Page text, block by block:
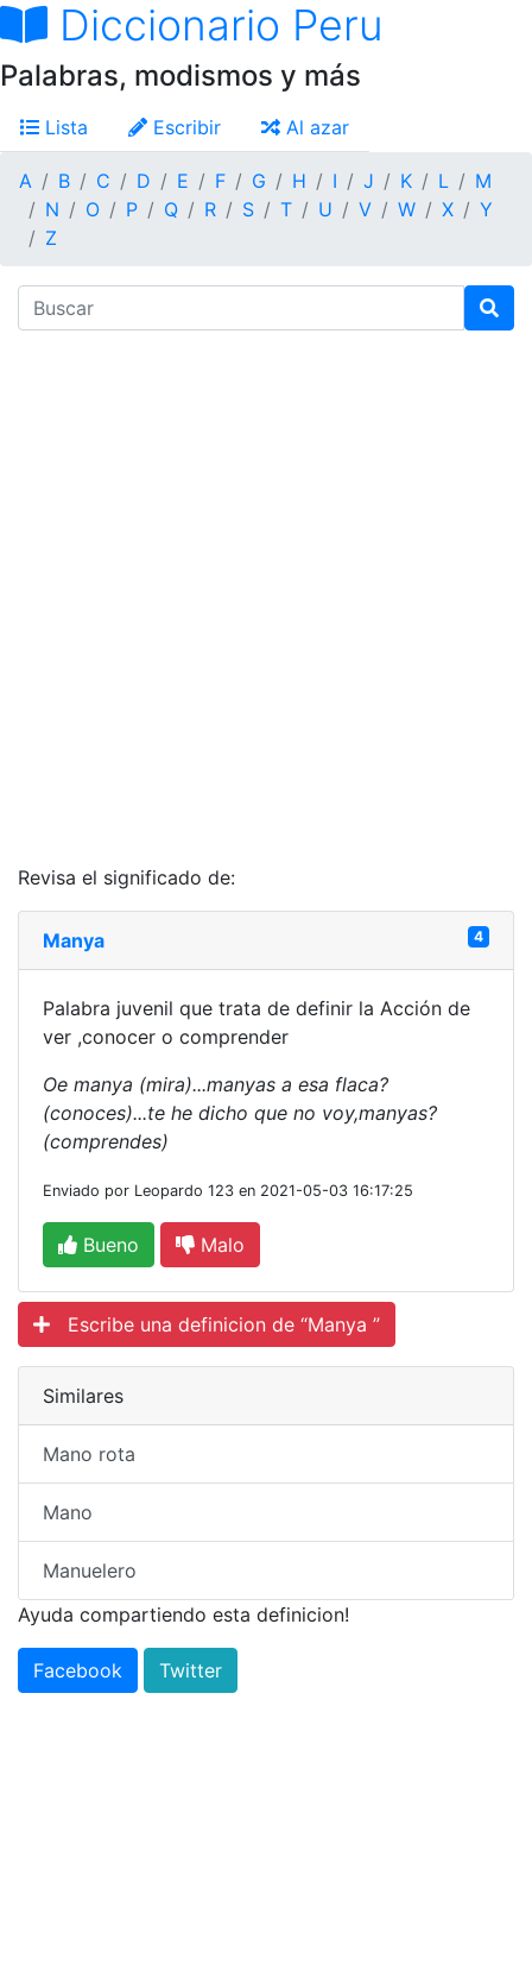
Diccionario Peru
Palabras, modismos y más
Lista Escribir Al azar
A B C D E F G H I J K L
M
N
O P Q R S T U V W X
Y
Z
Revisa el significado de:
Manya 4
Palabra juvenil que trata de definir la Acción de
ver ,conocer o comprender
Oe manya (mira)...manyas a esa flaca?
(conoces)...te he dicho que no voy,manyas?
(comprendes)
Enviado por Leopardo 123 en 2021-05-03 16:17:25
Bueno Malo
Escribe una definicion de “Manya ”
Similares
Mano rota
Mano
Manuelero
Ayuda compartiendo esta definicion!
Facebook Twitter